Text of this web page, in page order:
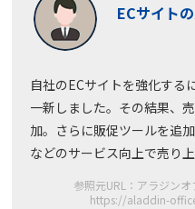
ECサイト
自社のECサイトを強化する
一新しました。その結果、
加。さらに販促ツールを追
などのサービス向上で売り
参照元URL：アラジン
https://aladdin-